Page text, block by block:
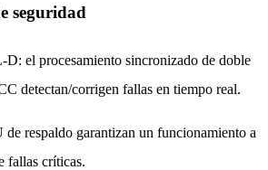
seguridad
el procesamiento sincronizado de doble
detectan/corrigen fallas en tiempo real.
respaldo garantizan un funcionamiento a
fallas críticas.